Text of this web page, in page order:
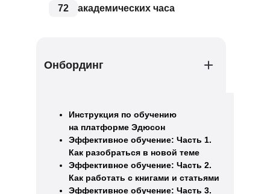
72
академических часа
Онбординг
Инструкция по обучению
на платформе Эдюсон
Эффективное обучение: Часть 1.
Как разобраться в новой теме
Эффективное обучение: Часть 2.
Как работать с книгами и статьями
Эффективное обучение: Часть 3.